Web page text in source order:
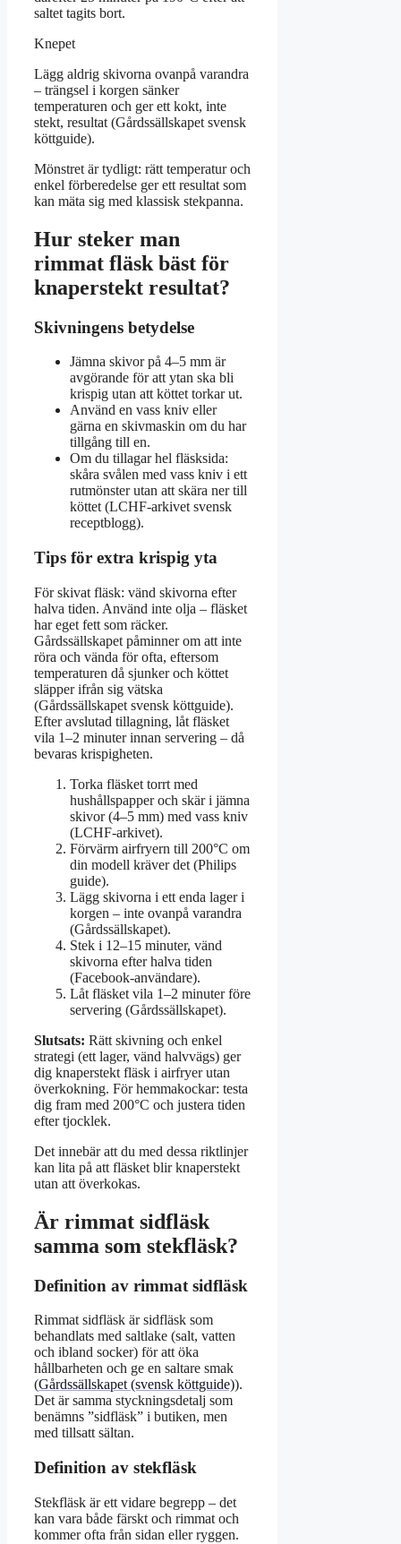
saltet tagits bort.
Knepet
Lägg aldrig skivorna ovanpå varandra
– trängsel i korgen sänker
temperaturen och ger ett kokt, inte
stekt, resultat (Gårdssällskapet svensk
köttguide).
Mönstret är tydligt: rätt temperatur och
enkel förberedelse ger ett resultat som
kan mäta sig med klassisk stekpanna.
Hur steker man
rimmat fläsk bäst för
knaperstekt resultat?
Skivningens betydelse
Jämna skivor på 4–5 mm är
avgörande för att ytan ska bli
krispig utan att köttet torkar ut.
Använd en vass kniv eller
gärna en skivmaskin om du har
tillgång till en.
Om du tillagar hel fläsksida:
skåra svålen med vass kniv i ett
rutmönster utan att skära ner till
köttet (LCHF-arkivet svensk
receptblogg).
Tips för extra krispig yta
För skivat fläsk: vänd skivorna efter
halva tiden. Använd inte olja – fläsket
har eget fett som räcker.
Gårdssällskapet påminner om att inte
röra och vända för ofta, eftersom
temperaturen då sjunker och köttet
släpper ifrån sig vätska
(Gårdssällskapet svensk köttguide).
Efter avslutad tillagning, låt fläsket
vila 1–2 minuter innan servering – då
bevaras krispigheten.
Torka fläsket torrt med
hushållspapper och skär i jämna
skivor (4–5 mm) med vass kniv
(LCHF-arkivet).
Förvärm airfryern till 200°C om
din modell kräver det (Philips
guide).
Lägg skivorna i ett enda lager i
korgen – inte ovanpå varandra
(Gårdssällskapet).
Stek i 12–15 minuter, vänd
skivorna efter halva tiden
(Facebook-användare).
Låt fläsket vila 1–2 minuter före
servering (Gårdssällskapet).
Slutsats: Rätt skivning och enkel
strategi (ett lager, vänd halvvägs) ger
dig knaperstekt fläsk i airfryer utan
överkokning. För hemmakockar: testa
dig fram med 200°C och justera tiden
efter tjocklek.
Det innebär att du med dessa riktlinjer
kan lita på att fläsket blir knaperstekt
utan att överkokas.
Är rimmat sidfläsk
samma som stekfläsk?
Definition av rimmat sidfläsk
Rimmat sidfläsk är sidfläsk som
behandlats med saltlake (salt, vatten
och ibland socker) för att öka
hållbarheten och ge en saltare smak
(Gårdssällskapet (svensk köttguide)).
Det är samma styckningsdetalj som
benämns ”sidfläsk” i butiken, men
med tillsatt sältan.
Definition av stekfläsk
Stekfläsk är ett vidare begrepp – det
kan vara både färskt och rimmat och
kommer ofta från sidan eller ryggen.